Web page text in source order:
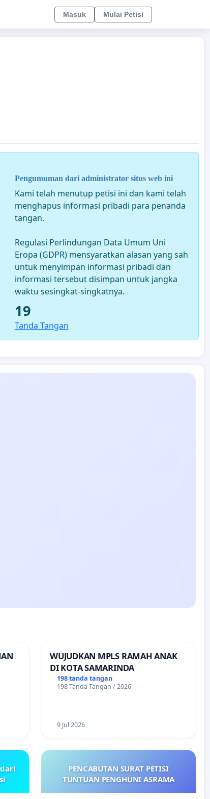
Masuk Mulai Petisi
Pengumuman dari administrator situs web ini
Kami telah menutup petisi ini dan kami telah
menghapus informasi pribadi para penanda
tangan.
Regulasi Perlindungan Data Umum Uni
Eropa (GDPR) mensyaratkan alasan yang sah
untuk menyimpan informasi pribadi dan
informasi tersebut disimpan untuk jangka
waktu sesingkat-singkatnya.
19
Tanda Tangan
WUJUDKAN MPLS RAMAH ANAK
DI KOTA SAMARINDA
198 tanda tangan
198 Tanda Tangan / 2026
9 Jul 2026
PENCABUTAN SURAT PETISI
TUNTUAN PENGHUNI ASRAMA